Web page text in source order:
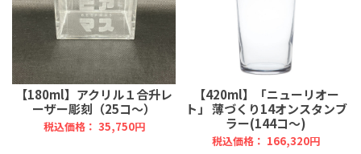
【180ml】アクリル１合升レ
ーザー彫刻（25コ～）
税込価格： 35,750円
【420ml】「ニューリオー
ト」 薄づくり14オンスタンブ
ラー(144コ～)
税込価格： 166,320円